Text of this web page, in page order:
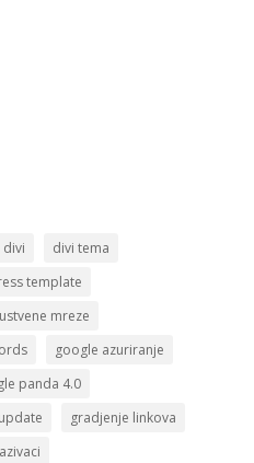
divi
divi tema
template
mreze
google azuriranje
panda 4.0
gradjenje linkova